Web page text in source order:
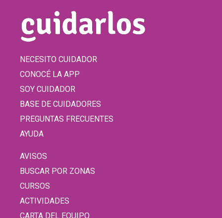
NECESITO CUIDADOR
CONOCÉ LA APP
SOY CUIDADOR
BASE DE CUIDADORES
PREGUNTAS FRECUENTES
AYUDA
AVISOS
BUSCAR POR ZONAS
CURSOS
ACTIVIDADES
CARTA DEL EQUIPO